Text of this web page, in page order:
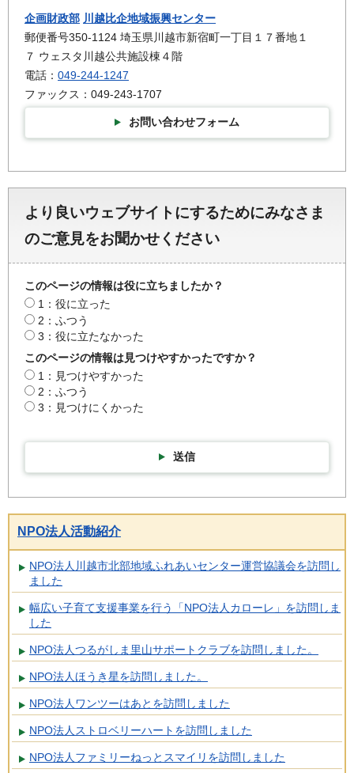
企画財政部 川越比企地域振興センター
郵便番号350-1124 埼玉県川越市新宿町一丁目１７番地１
７ ウェスタ川越公共施設棟４階
電話： 049-244-1247
ファックス：049-243-1707
お問い合わせフォーム
より良いウェブサイトにするためにみなさま
のご意見をお聞かせください
このページの情報は役に立ちましたか？
1：役に立った
2：ふつう
3：役に立たなかった
このページの情報は見つけやすかったですか？
1：見つけやすかった
2：ふつう
3：見つけにくかった
送信
NPO法人活動紹介
NPO法人川越市北部地域ふれあいセンター運営協議会を訪問し
ました
幅広い子育て支援事業を行う「NPO法人カローレ」を訪問しま
した
NPO法人つるがしま里山サポートクラブを訪問しました。
NPO法人ほうき星を訪問しました。
NPO法人ワンツーはあとを訪問しました
NPO法人ストロベリーハートを訪問しました
NPO法人ファミリーねっとスマイリを訪問しました